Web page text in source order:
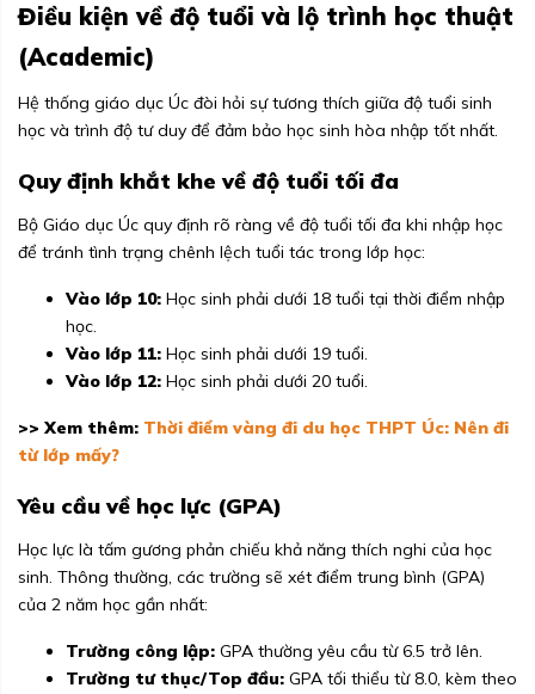
Điều kiện về độ tuổi và lộ trình học thuật
(Academic)
Hệ thống giáo dục Úc đòi hỏi sự tương thích giữa độ tuổi sinh
học và trình độ tư duy để đảm bảo học sinh hòa nhập tốt nhất.
Quy định khắt khe về độ tuổi tối đa
Bộ Giáo dục Úc quy định rõ ràng về độ tuổi tối đa khi nhập học
để tránh tình trạng chênh lệch tuổi tác trong lớp học:
Vào lớp 10: Học sinh phải dưới 18 tuổi tại thời điểm nhập
học.
Vào lớp 11: Học sinh phải dưới 19 tuổi.
Vào lớp 12: Học sinh phải dưới 20 tuổi.
>> Xem thêm: Thời điểm vàng đi du học THPT Úc: Nên đi
từ lớp mấy?
Yêu cầu về học lực (GPA)
Học lực là tấm gương phản chiếu khả năng thích nghi của học
sinh. Thông thường, các trường sẽ xét điểm trung bình (GPA)
của 2 năm học gần nhất:
Trường công lập: GPA thường yêu cầu từ 6.5 trở lên.
Trường tư thục/Top đầu: GPA tối thiểu từ 8.0, kèm theo